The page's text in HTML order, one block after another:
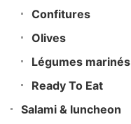
Confitures
Olives
Légumes marinés
Ready To Eat
Salami & luncheon